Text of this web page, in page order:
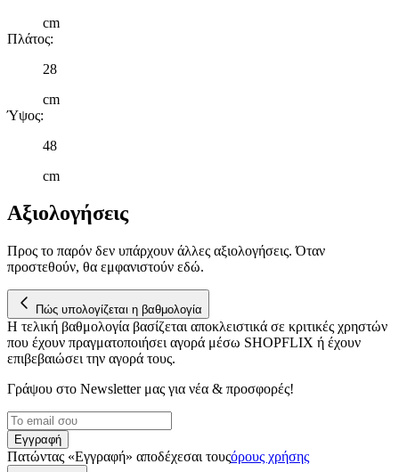
πληροφορίες σχετικά με την από μέρους σας χρήση της
τοποθεσίας μας στους συνεργάτες μέσων κοινωνικής
δικτύωσης, διαφημίσεων και ανάλυσης.
cm
Πλάτος:
28
cm
Ύψος:
48
cm
Αξιολογήσεις
Προς το παρόν δεν υπάρχουν άλλες αξιολογήσεις. Όταν
προστεθούν, θα εμφανιστούν εδώ.
Πώς υπολογίζεται η βαθμολογία
Η τελική βαθμολογία βασίζεται αποκλειστικά σε κριτικές χρηστών
που έχουν πραγματοποιήσει αγορά μέσω SHOPFLIX ή έχουν
επιβεβαιώσει την αγορά τους.
Γράψου στο Νewsletter μας για νέα & προσφορές!
Εγγραφή
Πατώντας «Εγγραφή» αποδέχεσαι τουςόρους χρήσης